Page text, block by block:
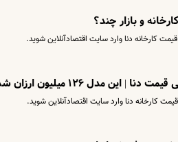
۱۲۶ میلیون ارزان شد